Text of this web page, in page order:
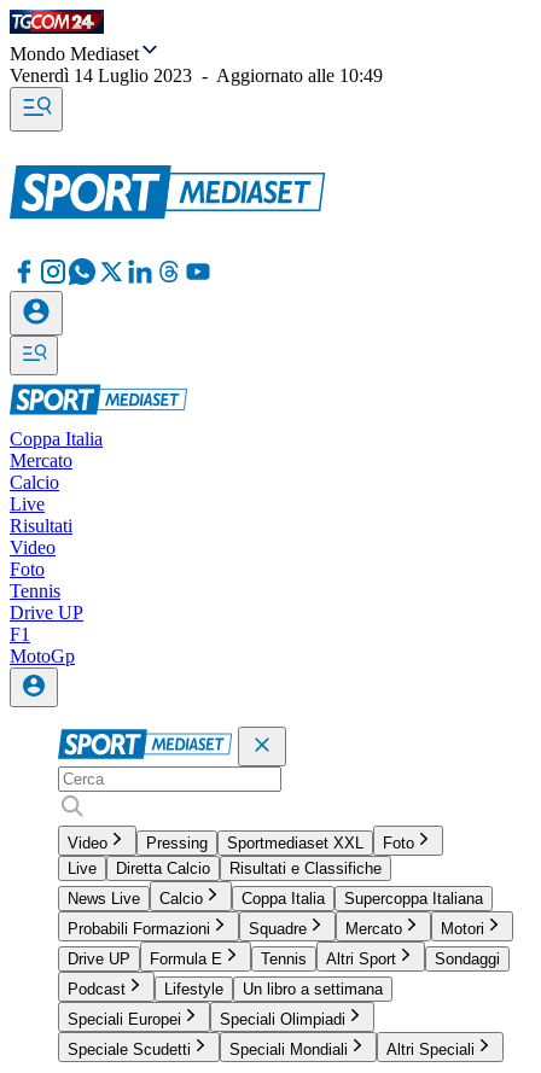
Mondo Mediaset
Venerdì 14 Luglio 2023 - Aggiornato alle 10:49
Coppa Italia
Mercato
Calcio
Live
Risultati
Video
Foto
Tennis
Drive UP
F1
MotoGp
Video Pressing Sportmediaset XXL
Foto
Live
Diretta Calcio
Risultati e Classifiche
News Live
Calcio Coppa Italia
Supercoppa Italiana
Probabili Formazioni
Squadre Mercato
Motori
Drive UP
Formula E Tennis Altri Sport
Sondaggi
Podcast
Lifestyle
Un libro a settimana
Speciali Europei
Speciali Olimpiadi
Speciale Scudetti
Speciali Mondiali Altri Speciali